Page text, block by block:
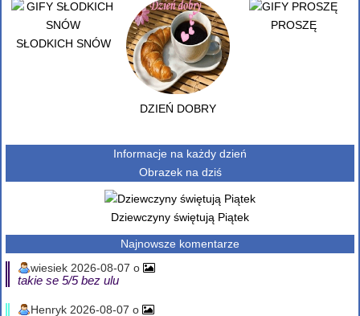
SŁODKICH SNÓW
DZIEŃ DOBRY
PROSZĘ
Informacje na każdy dzień
Obrazek na dziś
Dziewczyny świętują Piątek
Najnowsze komentarze
wiesiek 2026-08-07 o
takie se 5/5 bez ulu
Henryk 2026-08-07 o